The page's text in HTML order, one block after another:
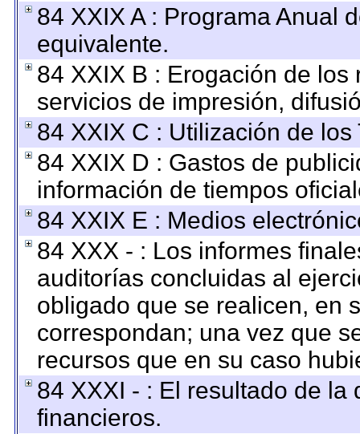
84 XXIX A : Programa Anual
equivalente.
84 XXIX B : Erogación de
servicios de impresión,
84 XXIX C : Utilización de
84 XXIX D : Gastos de
información de tiempos
84 XXIX E : Medios
84 XXX - : Los informes
auditorías concluidas al
obligado que se realicen, en
correspondan; una vez que
recursos que en su caso
84 XXXI - : El resultado de
financieros.